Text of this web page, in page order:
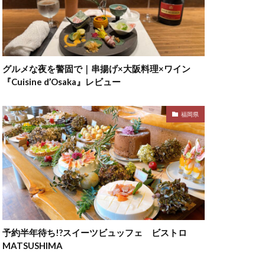
グルメな夜を警固で｜串揚げ×大阪料理×ワイン
『Cuisine d’Osaka』レビュー
福岡県
予約半年待ち!?スイーツビュッフェ ビストロ
MATSUSHIMA